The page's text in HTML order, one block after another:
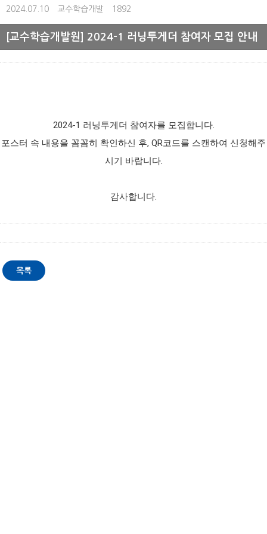
2024.07.10 교수학습개발 1892
[교수학습개발원] 2024-1 러닝투게더 참여자 모집 안내
2024-1 러닝투게더 참여자를 모집합니다.
포스터 속 내용을 꼼꼼히 확인하신 후, QR코드를 스캔하여 신청해주
시기 바랍니다.
감사합니다.